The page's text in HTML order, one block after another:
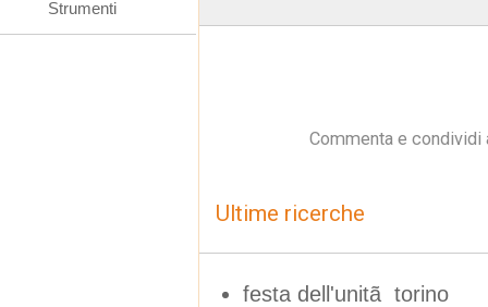
Commenta e
Ultime ricerche
festa dell'unitã torino
Strumenti